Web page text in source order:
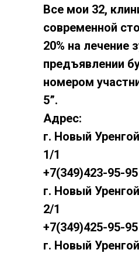
Все мои 32,
современной
20% на лечение
предъявлении
номером
5”.
Адрес:
г. Новый
1/1
+7(349)423-95-95
г. Новый
2/1
+7(349)425-95-95
г. Новый